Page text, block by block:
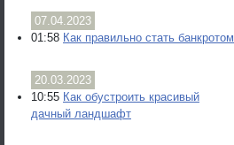
07.04.2023
01:58 Как правильно стать банкротом
20.03.2023
10:55 Как обустроить красивый
дачный ландшафт